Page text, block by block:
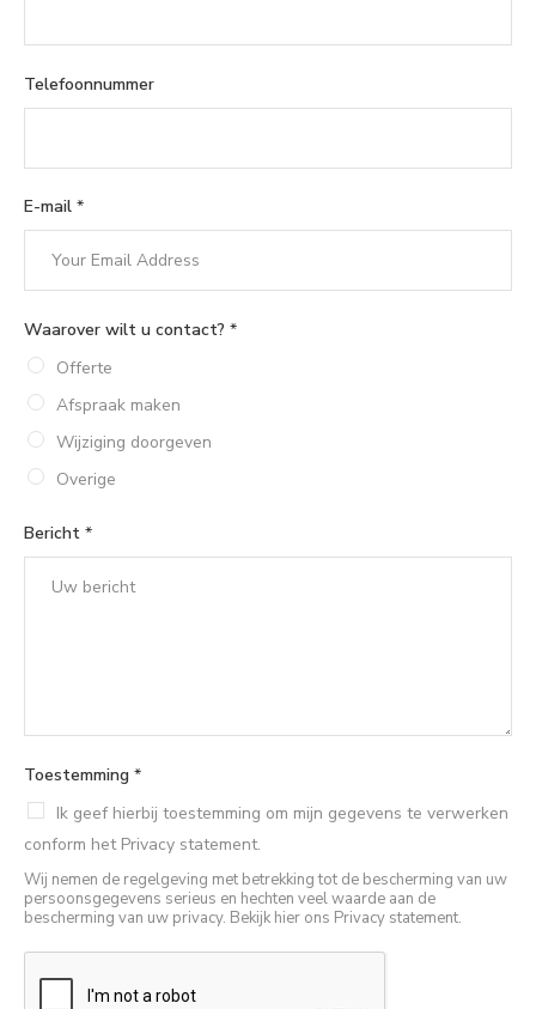
Telefoonnummer
E-mail *
Waarover wilt u contact? *
Offerte
Afspraak maken
Wijziging doorgeven
Overige
Bericht *
Toestemming *
Ik geef hierbij toestemming om mijn gegevens te verwerken
conform het Privacy statement.
Wij nemen de regelgeving met betrekking tot de bescherming van uw
persoonsgegevens serieus en hechten veel waarde aan de
bescherming van uw privacy. Bekijk hier ons Privacy statement.